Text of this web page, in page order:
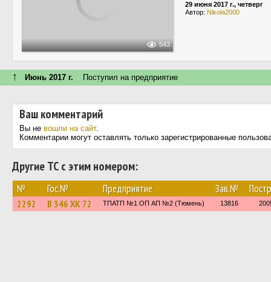
543
29 июня 2017 г., четверг
Автор: Nikola2000
↑ Июнь 2017 г. Поступил на предприятие
Ваш комментарий
Вы не вошли на сайт.
Комментарии могут оставлять только зарегистрированные
Другие ТС с этим номером:
№ Гос.№ Предприятие Зав.№
2292 В 346 ХК 72 ТПАТП №1 ОП АП №2 (Тюмень) 13816